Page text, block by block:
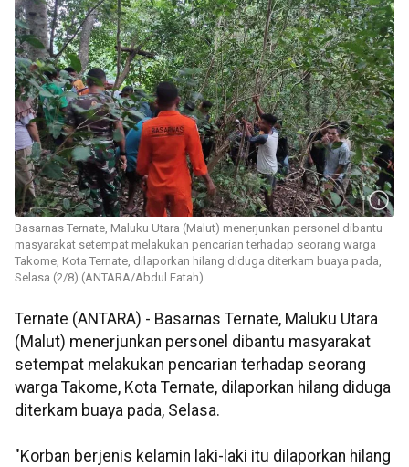
Basarnas Ternate, Maluku Utara (Malut) menerjunkan personel dibantu
masyarakat setempat melakukan pencarian terhadap seorang warga
Takome, Kota Ternate, dilaporkan hilang diduga diterkam buaya pada,
Selasa (2/8) (ANTARA/Abdul Fatah)
Ternate (ANTARA) - Basarnas Ternate, Maluku Utara
(Malut) menerjunkan personel dibantu masyarakat
setempat melakukan pencarian terhadap seorang
warga Takome, Kota Ternate, dilaporkan hilang diduga
diterkam buaya pada, Selasa.
"Korban berjenis kelamin laki-laki itu dilaporkan hilang